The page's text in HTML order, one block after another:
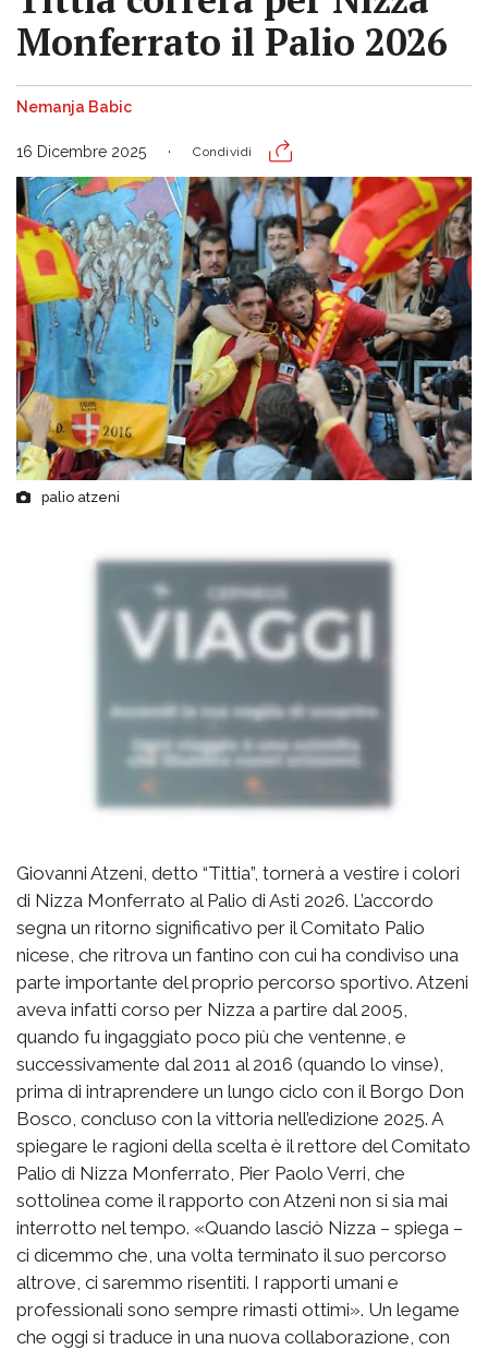
Monferrato il Palio 2026
Nemanja Babic
16 Dicembre 2025 Condividi
palio atzeni
Giovanni Atzeni, detto “Tittia”, tornerà a vestire i colori
di Nizza Monferrato al Palio di Asti 2026. L’accordo
segna un ritorno significativo per il Comitato Palio
nicese, che ritrova un fantino con cui ha condiviso una
parte importante del proprio percorso sportivo. Atzeni
aveva infatti corso per Nizza a partire dal 2005,
quando fu ingaggiato poco più che ventenne, e
successivamente dal 2011 al 2016 (quando lo vinse),
prima di intraprendere un lungo ciclo con il Borgo Don
Bosco, concluso con la vittoria nell’edizione 2025. A
spiegare le ragioni della scelta è il rettore del Comitato
Palio di Nizza Monferrato, Pier Paolo Verri, che
sottolinea come il rapporto con Atzeni non si sia mai
interrotto nel tempo. «Quando lasciò Nizza – spiega –
ci dicemmo che, una volta terminato il suo percorso
altrove, ci saremmo risentiti. I rapporti umani e
professionali sono sempre rimasti ottimi». Un legame
che oggi si traduce in una nuova collaborazione, con